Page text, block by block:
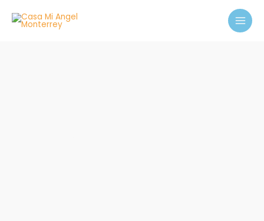
contenido